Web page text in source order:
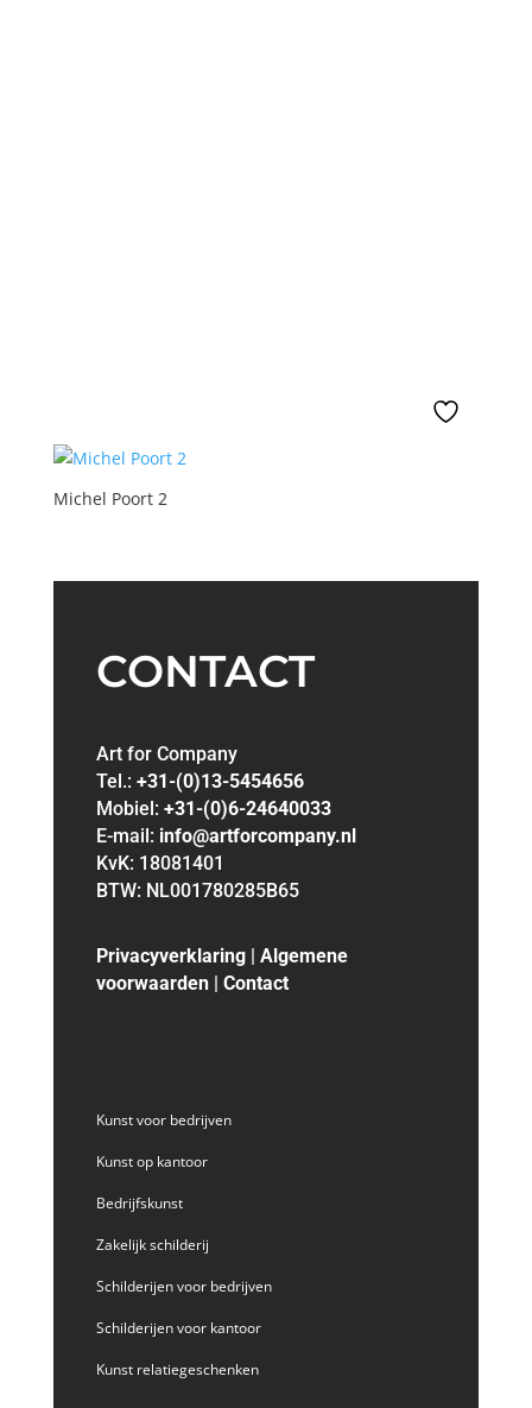
Michel Poort 2
CONTACT
Art for Company
Tel.: +31-(0)13-5454656
Mobiel: +31-(0)6-24640033
E-mail: info@artforcompany.nl
KvK: 18081401
BTW: NL001780285B65
Privacyverklaring| Algemene
voorwaarden| Contact
Kunst voor bedrijven
Kunst op kantoor
Bedrijfskunst
Zakelijk schilderij
Schilderijen voor bedrijven
Schilderijen voor kantoor
Kunst relatiegeschenken